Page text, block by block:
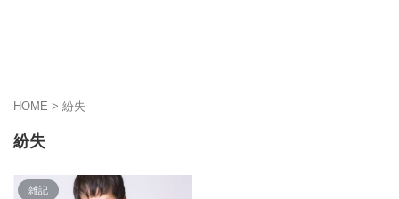
HOME > 紛失
紛失
雑記